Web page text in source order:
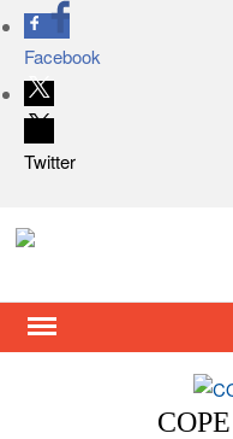
Facebook
Twitter
Saltar